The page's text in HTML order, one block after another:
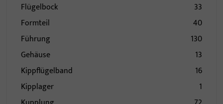
Flügelbock
33
Formteil
40
Führung
130
Gehäuse
13
Kippflügelband
16
Kipplager
1